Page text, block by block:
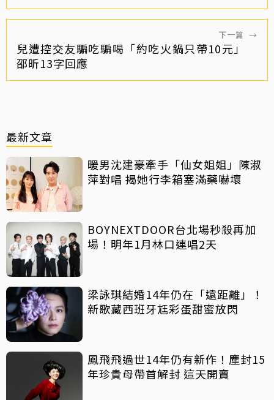
下一篇 →
兒遭控交友騙吃騙喝「約吃火鍋只帶10元」
邵昕13字回應
最新文章
暖男沈建豪牽手「仙女姐姐」陳淑
萍對唱 揭她行李箱塞滿藥嚇壞
BOYNEXTDOOR台北場秒殺再加
場！明年1月林口連唱2天
梁詠琪結婚14年仍在「遠距離」！
新歌藏西班牙尪彩蛋甜蜜放閃
鳳飛飛過世14年仍有新作！塵封15
年珍貴母帶首解封 這天開賣